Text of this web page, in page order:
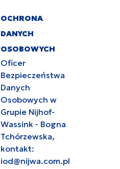
OCHRONA
DANYCH
OSOBOWYCH
Oficer
Bezpieczeństwa
Danych
Osobowych w
Grupie Nijhof-
Wassink - Bogna
Tchórzewska,
kontakt:
iod@nijwa.com.pl